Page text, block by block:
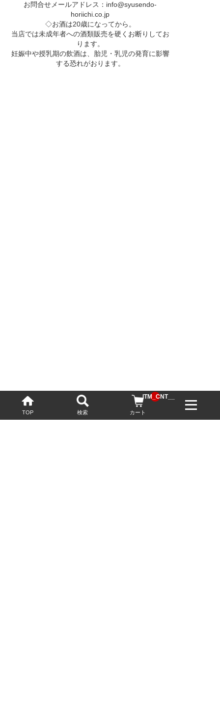
TOP 検索 カート
__ITM_CNT__
お問合せメールアドレス： info@syusendo-
horiichi.co.jp
◇お酒は20歳になってから。
当店では未成年者への酒類販売を硬くお断りしてお
ります。
妊娠中や授乳期の飲酒は、胎児・乳児の発育に影響
する恐れがおります。